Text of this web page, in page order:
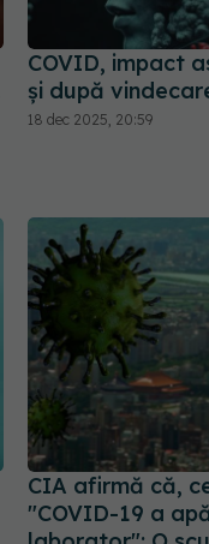
COVID, impact
și după
18 dec 2025, 20:59
CIA afirmă că,
"COVID-19 a